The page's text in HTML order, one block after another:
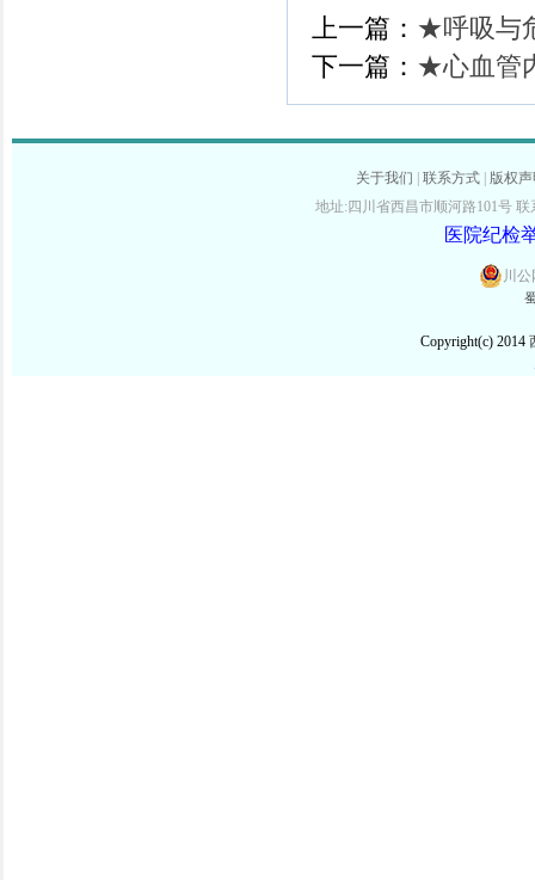
上一篇： ★呼吸与
下一篇： ★心血管
关于我们 联系方式
版权
地址:四川省西昌市顺河路101号 联
医院纪检
川公
Copyright(c) 2014